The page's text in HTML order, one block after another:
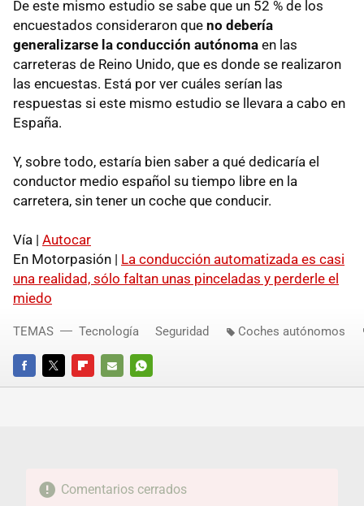
De este mismo estudio se sabe que un 52 % de los
encuestados consideraron que no debería
generalizarse la conducción autónoma en las
carreteras de Reino Unido, que es donde se realizaron
las encuestas. Está por ver cuáles serían las
respuestas si este mismo estudio se llevara a cabo en
España.
Y, sobre todo, estaría bien saber a qué dedicaría el
conductor medio español su tiempo libre en la
carretera, sin tener un coche que conducir.
Vía | Autocar
En Motorpasión | La conducción automatizada es casi
una realidad, sólo faltan unas pinceladas y perderle el
miedo
FACEBOOKTWITTERFLIPBOARD
E-
WHATSAPP
TEMAS Tecnología Seguridad Coches autónomos
Comentarios cerrados